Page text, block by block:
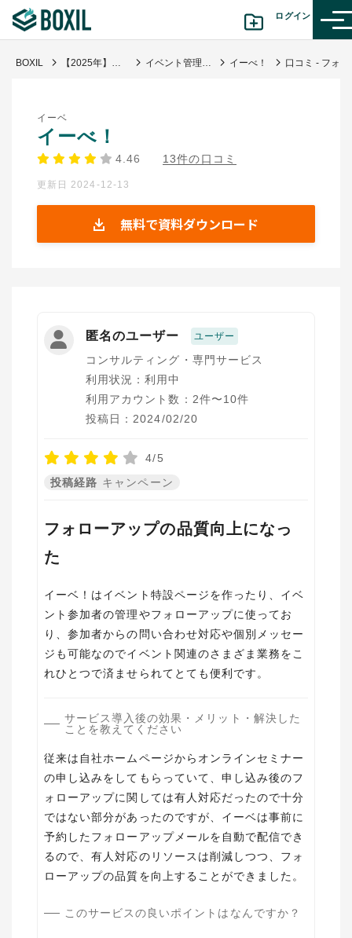
ログイン
診断から探す(β版)
BOXILの使い方ガイド 情報掲載をご希望の方へ
BOXIL 【2025年】イベント管理システム比較18選！タイプと選び方解説 イベント管理システム・ツール イーべ！
イーベ
イーべ！
4.46 13件の口コミ
更新日 2024-12-13
無料で資料ダウンロード
匿名のユーザー ユーザー
コンサルティング・専門サービス
利用状況：利用中
利用アカウント数：2件〜10件
投稿日：2024/02/20
4/5
投稿経路 キャンペーン
フォローアップの品質向上になっ
た
イーベ！はイベント特設ページを作ったり、イベ
ント参加者の管理やフォローアップに使ってお
り、参加者からの問い合わせ対応や個別メッセー
ジも可能なのでイベント関連のさまざま業務をこ
サービス導入後の効果・メリット・解決した
ことを教えてください
従来は自社ホームページからオンラインセミナー
の申し込みをしてもらっていて、申し込み後のフ
ォローアップに関しては有人対応だったので十分
ではない部分があったのですが、イーベは事前に
予約したフォローアップメールを自動で配信でき
るので、有人対応のリソースは削減しつつ、フォ
ローアップの品質を向上することができました。
このサービスの良いポイントはなんですか？